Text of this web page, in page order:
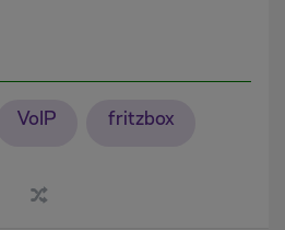
VoIP fritzbox